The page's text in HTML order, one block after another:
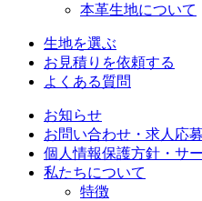
本革生地について
生地を選ぶ
お見積りを依頼する
よくある質問
お知らせ
お問い合わせ・求人応募
個人情報保護方針・サ
私たちについて
特徴